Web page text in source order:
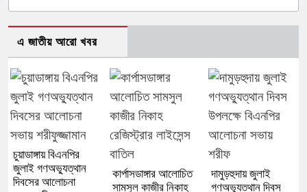
এ জাতীয় আরো খবর
চুয়াডাঙ্গায় বিএনপির
জুলাই গণঅভ্যুত্থান
দিবসের আলোচনা
কার্পাসডাঙ্গার আলোচিত
সামসুল কাজীর নিকাহ
দামুড়হুদায় জুলাই
গণঅভ্যুত্থান দিবস